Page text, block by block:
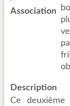
Association
Description
Ce